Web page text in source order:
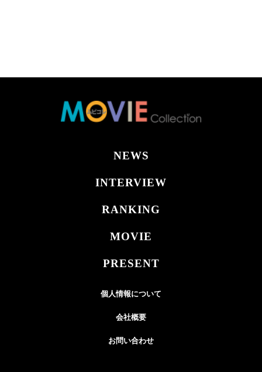
NEWS
INTERVIEW
RANKING
MOVIE
PRESENT
個人情報について
会社概要
お問い合わせ